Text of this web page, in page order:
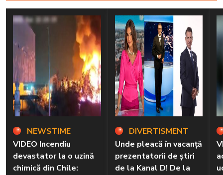
NEWSTIME
VIDEO Incendiu
devastator la o uzină
chimică din Chile:
DIVERTISMENT
Unde pleacă în vacanță
prezentatorii de știri
de la Kanal D! De la